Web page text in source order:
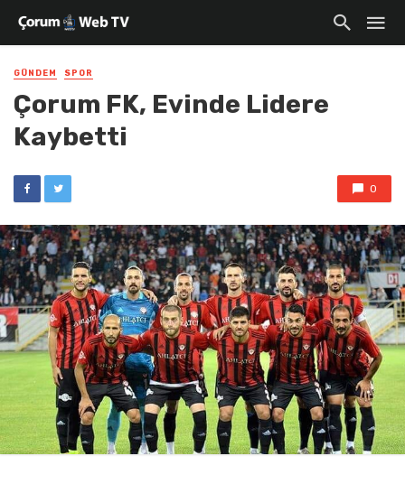
GÜNDEM SPOR
Çorum FK, Evinde Lidere
Kaybetti
0